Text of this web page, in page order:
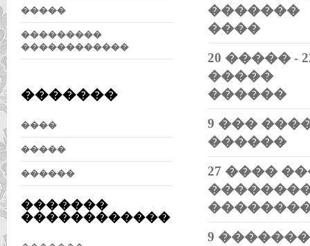
�������
����
20 ����� -
�����
������
9 ���
������
27 ����
9
�����
���������
������������
�������
����
�����
������
�������
������������